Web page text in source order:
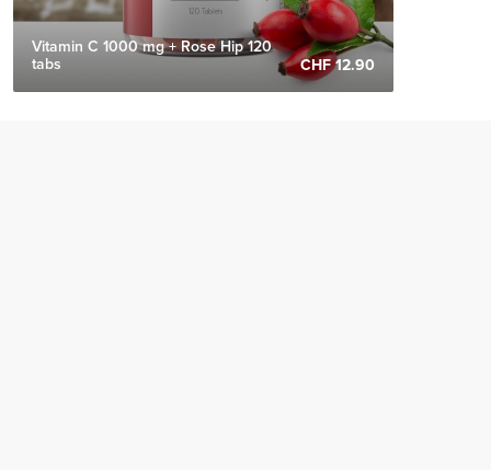
Vitamin C 1000 mg + Rose Hip 120
tabs
CHF 12.90